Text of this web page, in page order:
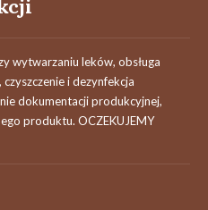
wytwarzaniu leków, obsługa
i dezynfekcja
dokumentacji produkcyjnej,
produktu. OCZEKUJEMY